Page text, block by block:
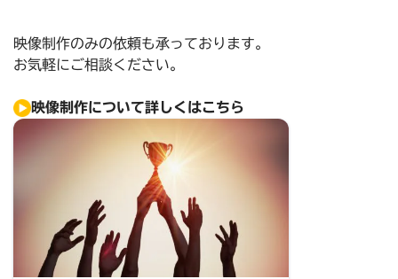
映像制作のみの依頼も承っております。
お気軽にご相談ください。
映像制作について詳しくはこちら